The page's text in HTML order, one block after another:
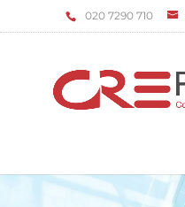
‌020 7290 710